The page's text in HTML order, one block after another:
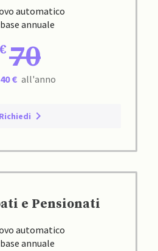
automatico
annuale
70
40 € all'anno
Richiedi
e Pensionati
automatico
annuale